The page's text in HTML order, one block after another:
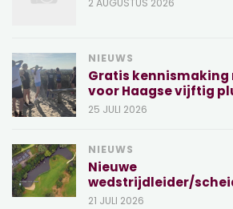
2 AUGUSTUS 2026
NIEUWS
Gratis
voor Haagse vijftig
25 JULI 2026
NIEUWS
Nieuwe
wedstrijdleider/
21 JULI 2026